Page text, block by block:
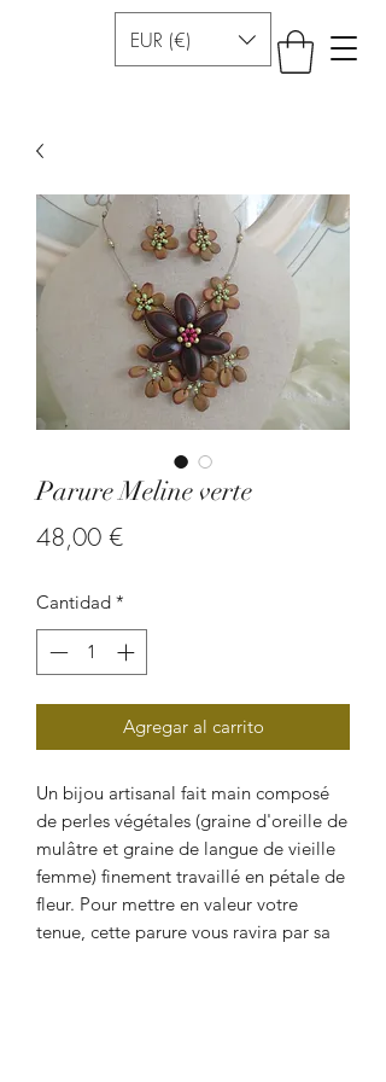
EUR (€)
Parure Meline verte
48,00 €Precio
Cantidad *
Agregar al carrito
Un bijou artisanal fait main composé
de perles végétales (graine d'oreille de
mulâtre et graine de langue de vieille
femme) finement travaillé en pétale de
fleur. Pour mettre en valeur votre
tenue, cette parure vous ravira par sa